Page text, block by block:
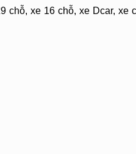
chỗ, xe 16 chỗ, xe Dcar, xe